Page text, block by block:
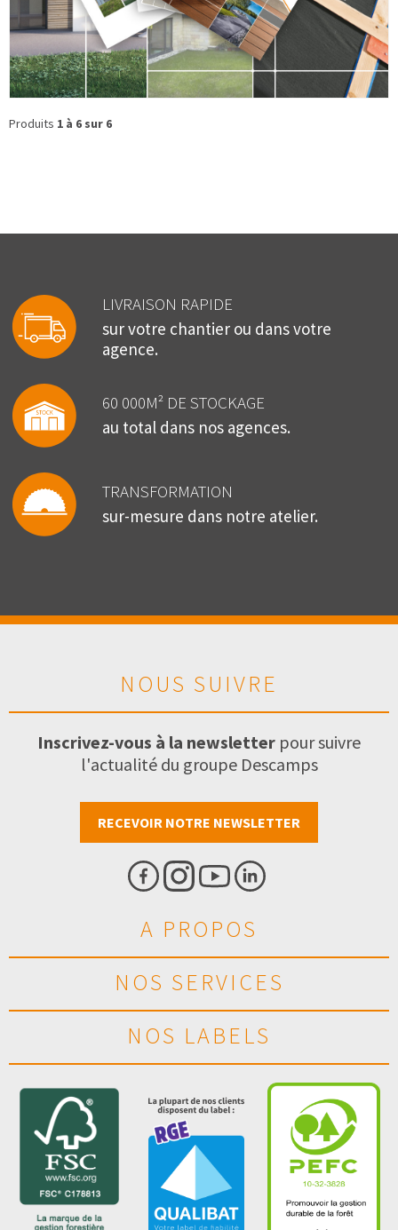
Produits 1 à 6 sur 6
LIVRAISON RAPIDE
sur votre chantier ou dans votre
agence.
60 000M² DE STOCKAGE
au total dans nos agences.
TRANSFORMATION
sur-mesure dans notre atelier.
NOUS SUIVRE
Inscrivez-vous à la newsletter pour suivre
l'actualité du groupe Descamps
RECEVOIR NOTRE NEWSLETTER
A PROPOS
NOS SERVICES
NOS LABELS